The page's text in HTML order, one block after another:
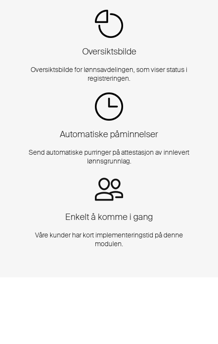
Oversiktsbilde
Oversiktsbilde for lønnsavdelingen, som viser status i
registreringen.
Automatiske påminnelser
Send automatiske purringer på attestasjon av innlevert
lønnsgrunnlag.
Enkelt å komme i gang
Våre kunder har kort implementeringstid på denne
modulen.